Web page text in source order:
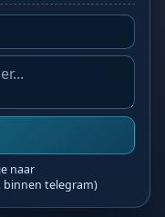
naar
binnen telegram)